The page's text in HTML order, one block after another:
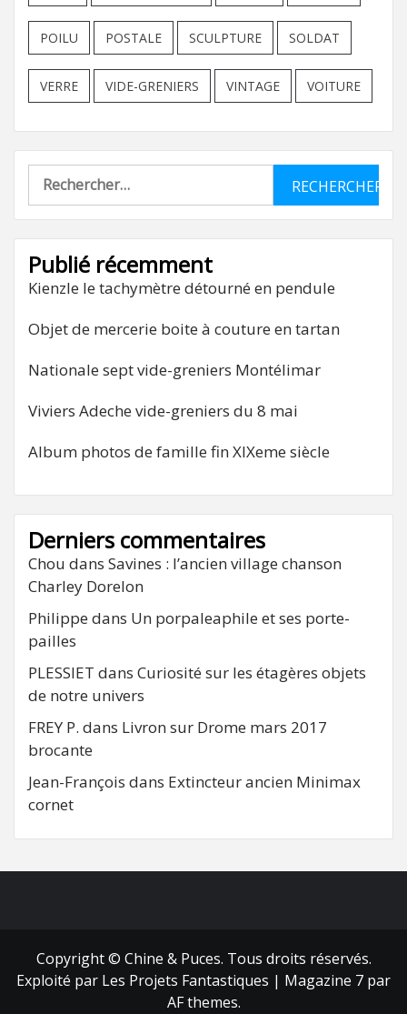
POILU POSTALE SCULPTURE SOLDAT
VERRE VIDE-GRENIERS VINTAGE VOITURE
Rechercher :
Publié récemment
Kienzle le tachymètre détourné en pendule
Objet de mercerie boite à couture en tartan
Nationale sept vide-greniers Montélimar
Viviers Adeche vide-greniers du 8 mai
Album photos de famille fin XIXeme siècle
Derniers commentaires
Chou dans Savines : l’ancien village chanson
Charley Dorelon
Philippe dans Un porpaleaphile et ses porte-
pailles
PLESSIET dans Curiosité sur les étagères objets
de notre univers
FREY P. dans Livron sur Drome mars 2017
brocante
Jean-François dans Extincteur ancien Minimax
cornet
Copyright © Chine & Puces. Tous droits réservés.
Exploité par Les Projets Fantastiques | Magazine 7 par
AF themes.